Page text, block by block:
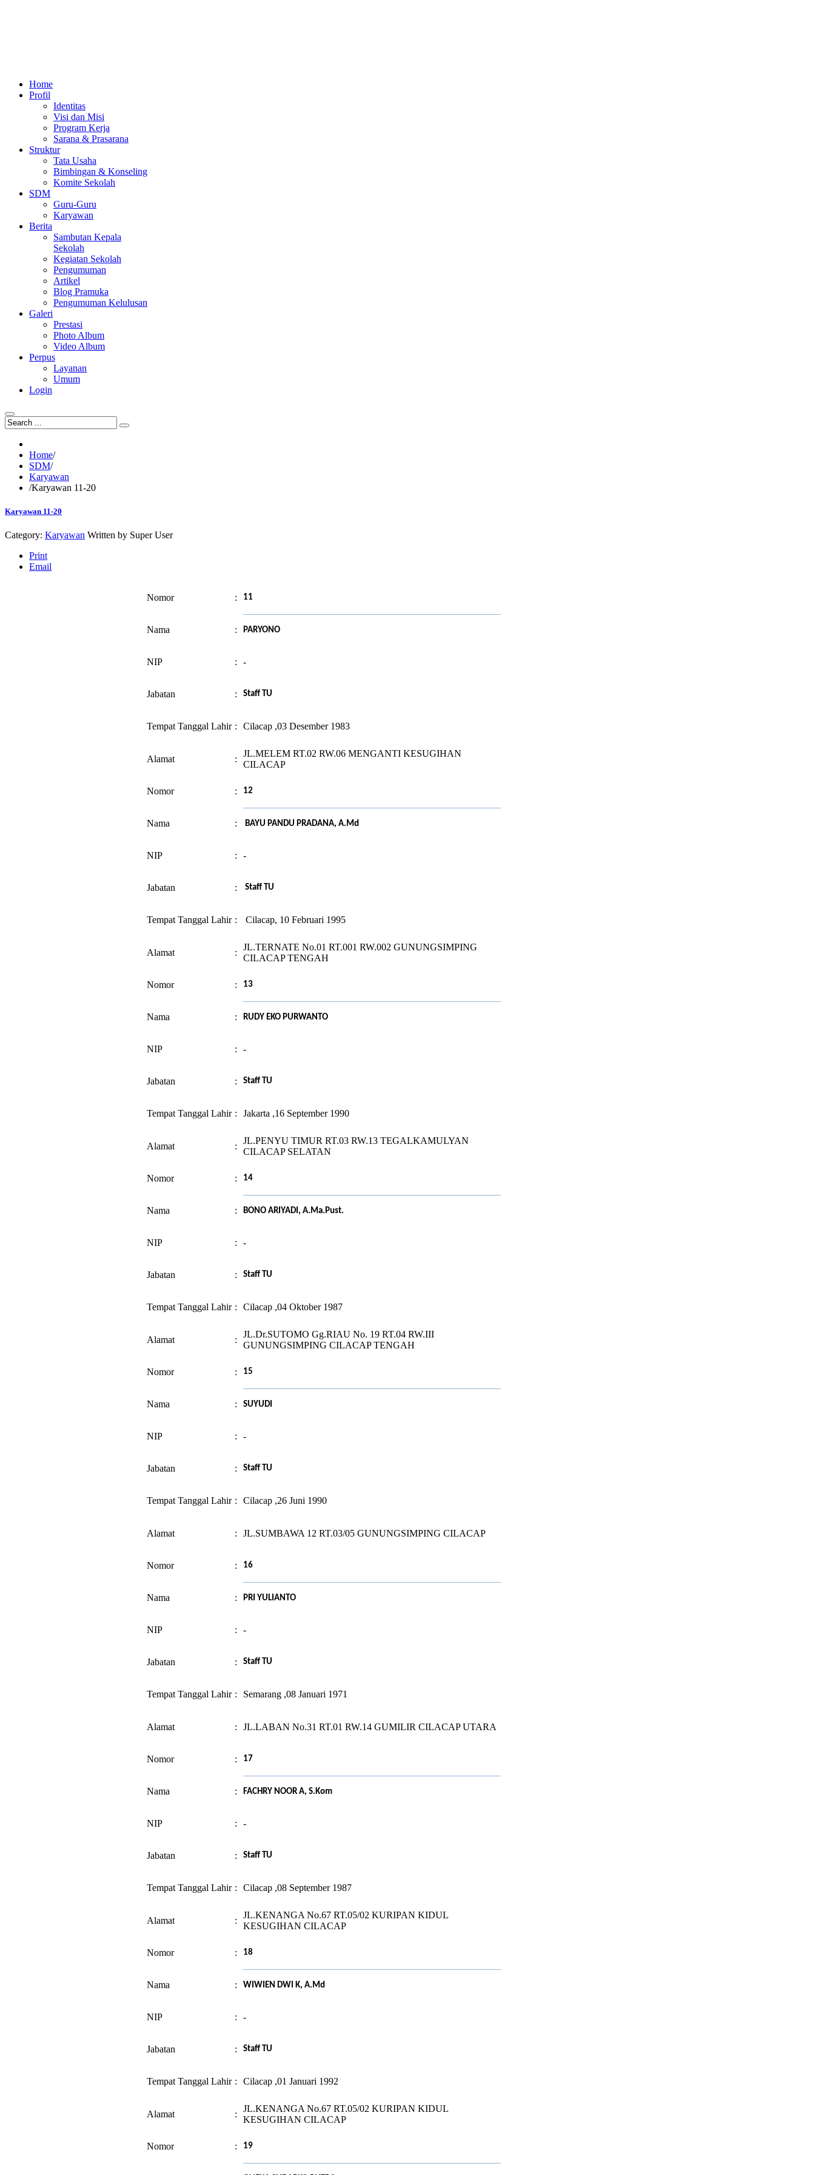
Home
Profil
Identitas
Visi dan Misi
Program Kerja
Sarana & Prasarana
Struktur
Tata Usaha
Bimbingan & Konseling
Komite Sekolah
SDM
Guru-Guru
Karyawan
Berita
Sambutan Kepala
Sekolah
Kegiatan Sekolah
Pengumuman
Artikel
Blog Pramuka
Pengumuman Kelulusan
Galeri
Prestasi
Photo Album
Video Album
Perpus
Layanan
Umum
Login
Home/
SDM/
Karyawan
/Karyawan 11-20
Karyawan 11-20
Category: Karyawan Written by Super User
Print
Email
Nomor : 11
Nama : PARYONO
NIP : -
Jabatan : Staff TU
Tempat Tanggal Lahir : Cilacap ,03 Desember 1983
Alamat :
JL.MELEM RT.02 RW.06 MENGANTI KESUGIHAN
CILACAP
Nomor : 12
Nama : BAYU PANDU PRADANA, A.Md
NIP : -
Jabatan : Staff TU
Tempat Tanggal Lahir : Cilacap, 10 Februari 1995
Alamat :
JL.TERNATE No.01 RT.001 RW.002 GUNUNGSIMPING
CILACAP TENGAH
Nomor : 13
Nama : RUDY EKO PURWANTO
NIP : -
Jabatan : Staff TU
Tempat Tanggal Lahir : Jakarta ,16 September 1990
Alamat :
JL.PENYU TIMUR RT.03 RW.13 TEGALKAMULYAN
CILACAP SELATAN
Nomor : 14
Nama : BONO ARIYADI, A.Ma.Pust.
NIP : -
Jabatan : Staff TU
Tempat Tanggal Lahir : Cilacap ,04 Oktober 1987
Alamat :
JL.Dr.SUTOMO Gg.RIAU No. 19 RT.04 RW.III
GUNUNGSIMPING CILACAP TENGAH
Nomor : 15
Nama : SUYUDI
NIP : -
Jabatan : Staff TU
Tempat Tanggal Lahir : Cilacap ,26 Juni 1990
Alamat : JL.SUMBAWA 12 RT.03/05 GUNUNGSIMPING CILACAP
Nomor : 16
Nama : PRI YULIANTO
NIP : -
Jabatan : Staff TU
Tempat Tanggal Lahir : Semarang ,08 Januari 1971
Alamat : JL.LABAN No.31 RT.01 RW.14 GUMILIR CILACAP UTARA
Nomor : 17
Nama : FACHRY NOOR A, S.Kom
NIP : -
Jabatan : Staff TU
Tempat Tanggal Lahir : Cilacap ,08 September 1987
Alamat :
JL.KENANGA No.67 RT.05/02 KURIPAN KIDUL
KESUGIHAN CILACAP
Nomor : 18
Nama : WIWIEN DWI K, A.Md
NIP : -
Jabatan : Staff TU
Tempat Tanggal Lahir : Cilacap ,01 Januari 1992
Alamat :
JL.KENANGA No.67 RT.05/02 KURIPAN KIDUL
KESUGIHAN CILACAP
Nomor : 19